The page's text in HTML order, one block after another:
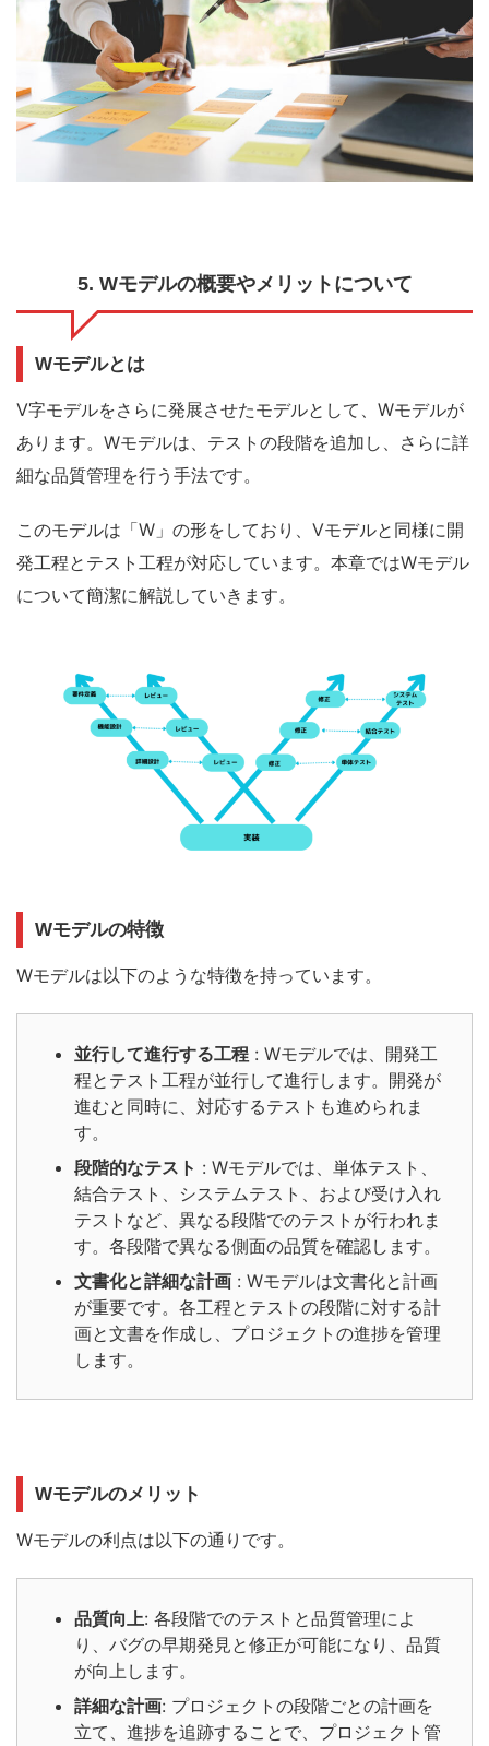
5. Wモデルの概要やメリットについて
Wモデルとは
V字モデルをさらに発展させたモデルとして、Wモデルが
あります。Wモデルは、テストの段階を追加し、さらに詳
細な品質管理を行う手法です。
このモデルは「W」の形をしており、Vモデルと同様に開
発工程とテスト工程が対応しています。本章ではWモデル
について簡潔に解説していきます。
Wモデルの特徴
Wモデルは以下のような特徴を持っています。
並行して進行する工程 : Wモデルでは、開発工
程とテスト工程が並行して進行します。開発が
進むと同時に、対応するテストも進められま
す。
段階的なテスト : Wモデルでは、単体テスト、
結合テスト、システムテスト、および受け入れ
テストなど、異なる段階でのテストが行われま
す。各段階で異なる側面の品質を確認します。
文書化と詳細な計画 : Wモデルは文書化と計画
が重要です。各工程とテストの段階に対する計
画と文書を作成し、プロジェクトの進捗を管理
します。
Wモデルのメリット
Wモデルの利点は以下の通りです。
品質向上: 各段階でのテストと品質管理によ
り、バグの早期発見と修正が可能になり、品質
が向上します。
詳細な計画: プロジェクトの段階ごとの計画を
立て、進捗を追跡することで、プロジェクト管